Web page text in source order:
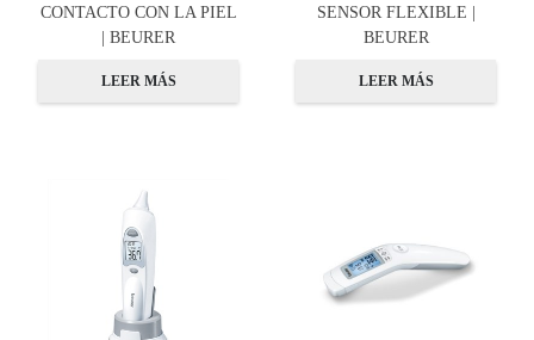
CONTACTO CON LA PIEL
| BEURER
LEER MÁS
SENSOR FLEXIBLE |
BEURER
LEER MÁS